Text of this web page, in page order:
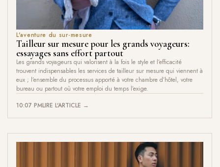
L'aventure du sur-mesure
Tailleur sur mesure pour les grands voyageurs:
essayages sans effort partout
Les grands voyageurs qui valorisent à la fois le style et l’efficacité
trouvent indispensables les services de tailleur sur mesure qui viennent à
eux ; l’ensemble du processus apporté à votre chambre d’hôtel, votre
bureau ou partout où votre emploi du temps l’exige.
10:07 PMLIRE L'ARTICLE →